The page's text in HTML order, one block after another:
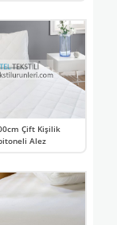
Çift Kişilik
Alez